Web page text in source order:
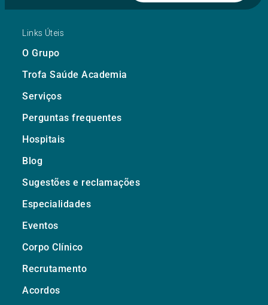
Links Úteis
O Grupo
Trofa Saúde Academia
Serviços
Perguntas frequentes
Hospitais
Blog
Sugestões e reclamações
Especialidades
Eventos
Corpo Clínico
Recrutamento
Acordos